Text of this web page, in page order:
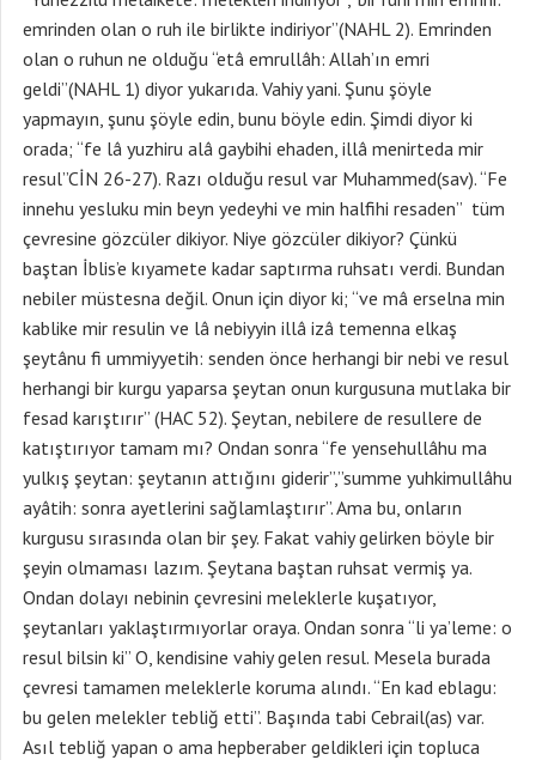
emrinden olan o ruh ile birlikte indiriyor”(NAHL 2). Emrinden
olan o ruhun ne olduğu “etâ emrullâh: Allah’ın emri
geldi”(NAHL 1) diyor yukarıda. Vahiy yani. Şunu şöyle
yapmayın, şunu şöyle edin, bunu böyle edin. Şimdi diyor ki
orada; “fe lâ yuzhiru alâ gaybihi ehaden, illâ menirteda mir
resul”CİN 26-27). Razı olduğu resul var Muhammed(sav). “Fe
innehu yesluku min beyn yedeyhi ve min halfihi resaden” tüm
çevresine gözcüler dikiyor. Niye gözcüler dikiyor? Çünkü
baştan İblis’e kıyamete kadar saptırma ruhsatı verdi. Bundan
nebiler müstesna değil. Onun için diyor ki; “ve mâ erselna min
kablike mir resulin ve lâ nebiyyin illâ izâ temenna elkaş
şeytânu fi ummiyyetih: senden önce herhangi bir nebi ve resul
herhangi bir kurgu yaparsa şeytan onun kurgusuna mutlaka bir
fesad karıştırır” (HAC 52). Şeytan, nebilere de resullere de
katıştırıyor tamam mı? Ondan sonra “fe yensehullâhu ma
yulkış şeytan: şeytanın attığını giderir”,”summe yuhkimullâhu
ayâtih: sonra ayetlerini sağlamlaştırır”. Ama bu, onların
kurgusu sırasında olan bir şey. Fakat vahiy gelirken böyle bir
şeyin olmaması lazım. Şeytana baştan ruhsat vermiş ya.
Ondan dolayı nebinin çevresini meleklerle kuşatıyor,
şeytanları yaklaştırmıyorlar oraya. Ondan sonra “li ya’leme: o
resul bilsin ki” O, kendisine vahiy gelen resul. Mesela burada
çevresi tamamen meleklerle koruma alındı. “En kad eblagu:
bu gelen melekler tebliğ etti”. Başında tabi Cebrail(as) var.
Asıl tebliğ yapan o ama hepberaber geldikleri için topluca